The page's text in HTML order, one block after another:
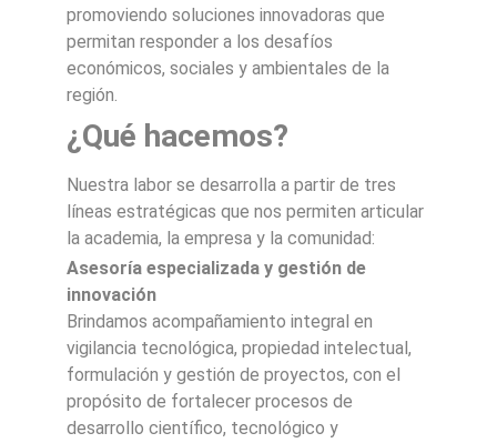
promoviendo soluciones innovadoras que
permitan responder a los desafíos
económicos, sociales y ambientales de la
región.
¿Qué hacemos?
Nuestra labor se desarrolla a partir de tres
líneas estratégicas que nos permiten articular
la academia, la empresa y la comunidad:
Asesoría especializada y gestión de
innovación
Brindamos acompañamiento integral en
vigilancia tecnológica, propiedad intelectual,
formulación y gestión de proyectos, con el
propósito de fortalecer procesos de
desarrollo científico, tecnológico y